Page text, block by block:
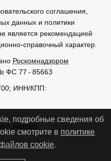
соглашения,
данных и политики
является рекомендацией
справочный характер.
Роскомнадзором
ФС 77 - 85663
ИНН/КПП:
данных
подробные сведения об
смотрите в политике
cookie.